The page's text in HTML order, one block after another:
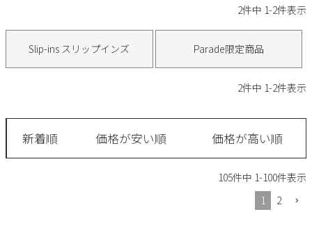
スニーカー
すべての商品
レインシューズ
スニーカー
キッズ
サンダル
SALE
2件中 1-2件表示
Slip-ins スリップインズ Parade限定商品
2件中 1-2件表示
新着順 価格が安い順 価格が高い順
105件中 1-100件表示
1
2